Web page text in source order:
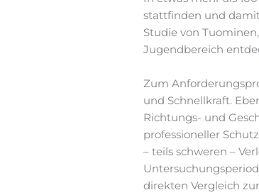
stattfinden und
Studie von
Jugendbereich
Zum
und Schnellkraft.
Richtungs- und
professioneller
– teils schweren –
direkten Vergleich